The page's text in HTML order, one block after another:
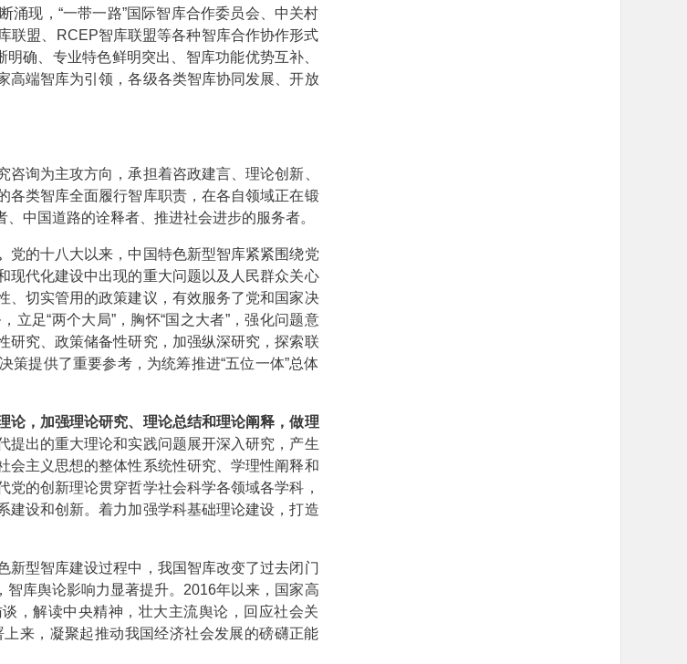
现，“一带一路”国际智库合作委员会、中关村
联盟、RCEP智库联盟等各种智库合作协作形式
确、专业特色鲜明突出、智库功能优势互补、
高端智库为引领，各级各类智库协同发展、开放
询为主攻方向，承担着咨政建言、理论创新、
各类智库全面履行智库职责，在各自领域正在锻
中国道路的诠释者、推进社会进步的服务者。
党的十八大以来，中国特色新型智库紧紧围绕党
现代化建设中出现的重大问题以及人民群众关心
、切实管用的政策建议，有效服务了党和国家决
足“两个大局”，胸怀“国之大者”，强化问题意
研究、政策储备性研究，加强纵深研究，探索联
提供了重要参考，为统筹推进“五位一体”总体
论，加强理论研究、理论总结和理论阐释，做理
提出的重大理论和实践问题展开深入研究，产生
会主义思想的整体性系统性研究、学理性阐释和
的创新理论贯穿哲学社会科学各领域各学科，
建设和创新。着力加强学科基础理论建设，打造
新型智库建设过程中，我国智库改变了过去闭门
库舆论影响力显著提升。2016年以来，国家高
，解读中央精神，壮大主流舆论，回应社会关
来，凝聚起推动我国经济社会发展的磅礴正能